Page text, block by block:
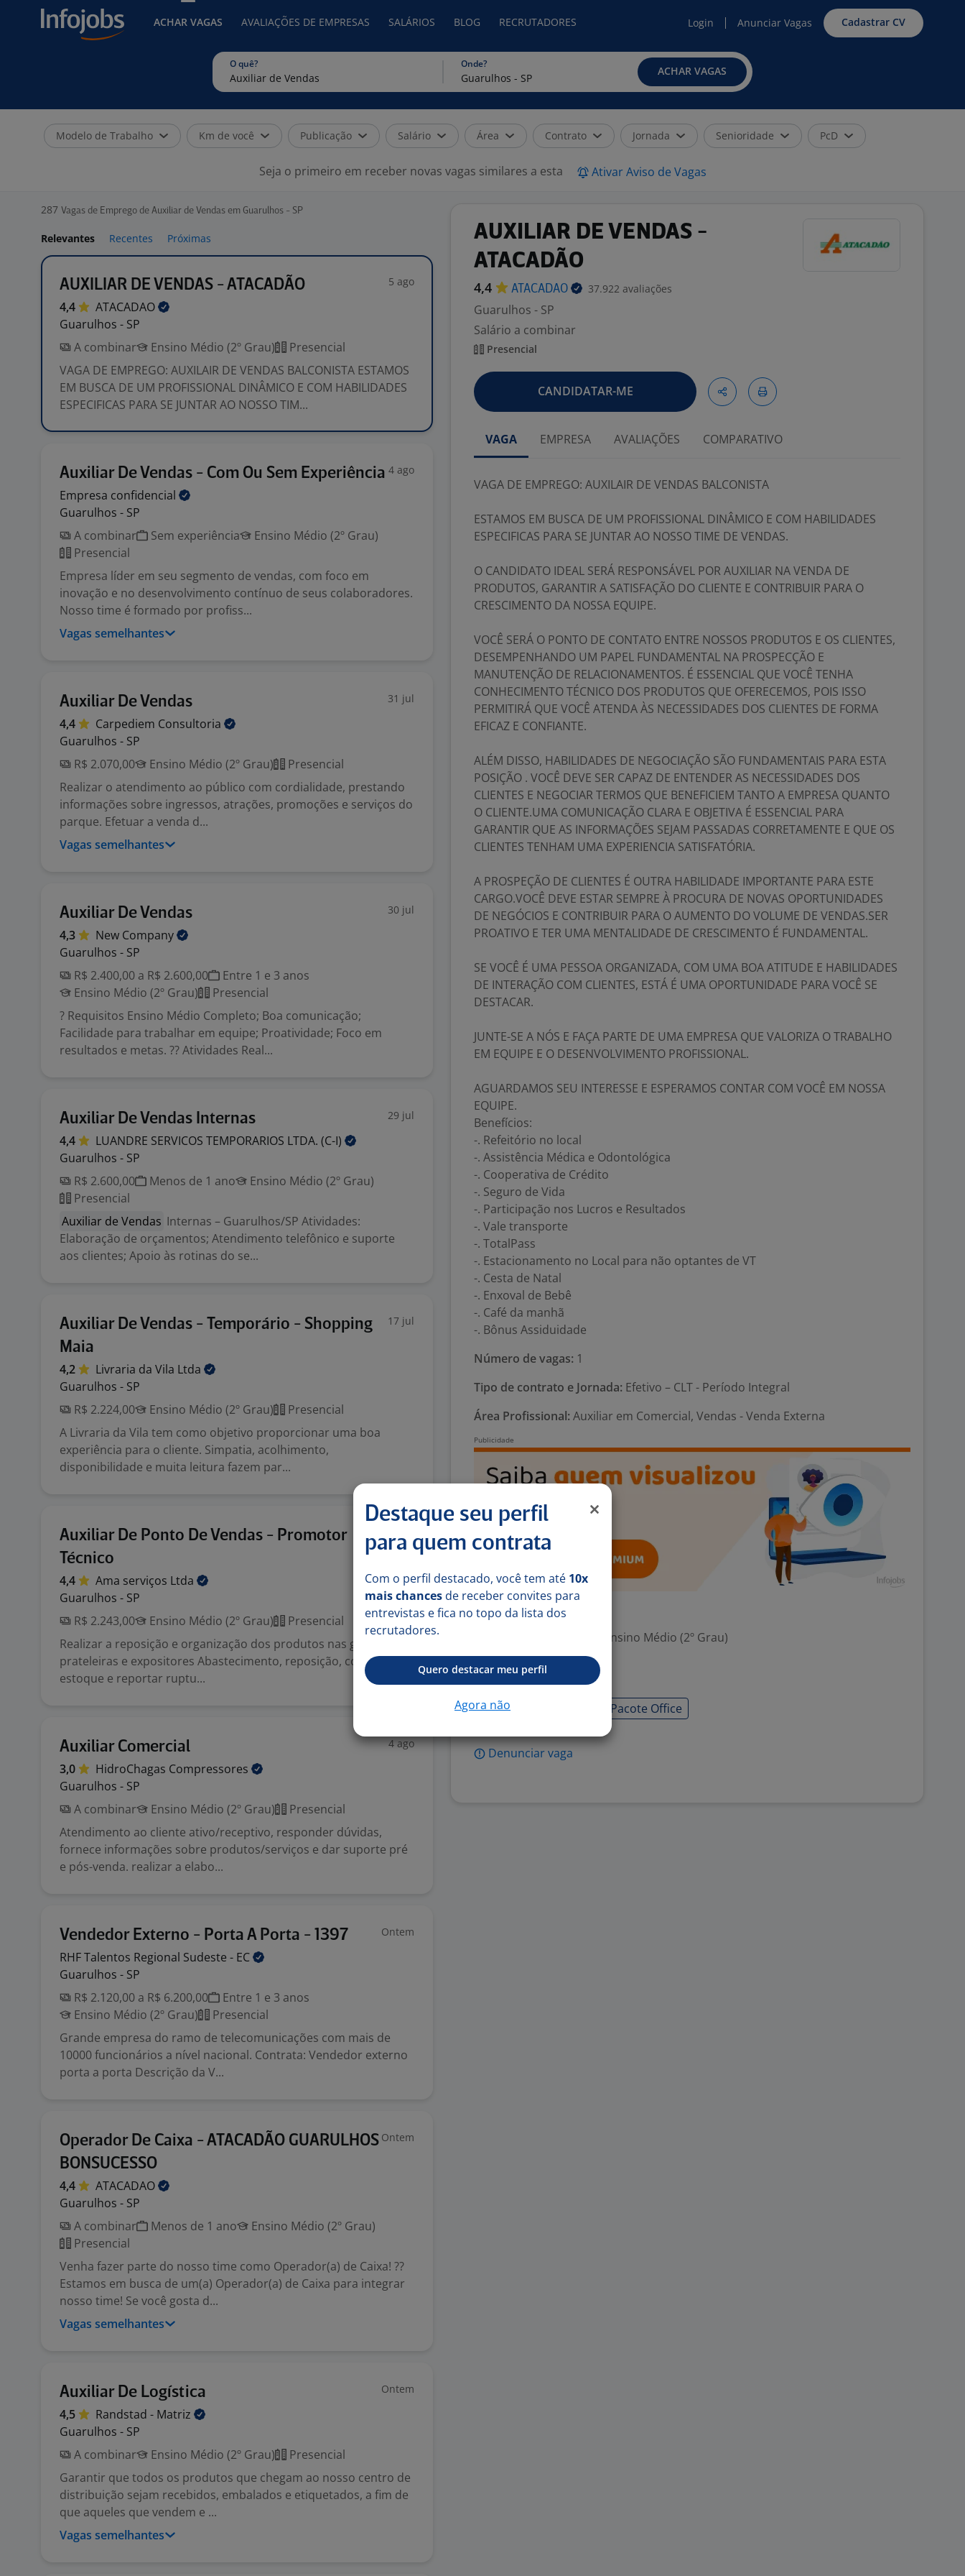
ACHAR VAGAS AVALIAÇÕES DE EMPRESAS SALÁRIOS BLOG RECRUTADORES Login Anunciar Vagas Cadastrar CV
O quê? Onde?
ACHAR VAGAS
Modelo de Trabalho Km de você Publicação Salário Área Contrato Jornada Senioridade PcD
Seja o primeiro em receber novas vagas similares a esta Ativar Aviso de Vagas
287 Vagas de Emprego de Auxiliar de Vendas em Guarulhos - SP
Relevantes Recentes Próximas
AUXILIAR DE VENDAS - ATACADÃO 5 ago
4,4
ATACADAO
Guarulhos - SP
A combinar
Ensino Médio (2º Grau)
Presencial
VAGA DE EMPREGO: AUXILAIR DE VENDAS BALCONISTA ESTAMOS
EM BUSCA DE UM PROFISSIONAL DINÂMICO E COM HABILIDADES
ESPECIFICAS PARA SE JUNTAR AO NOSSO TIM...
Auxiliar De Vendas - Com Ou Sem Experiência 4 ago
Empresa confidencial
Guarulhos - SP
A combinar
Sem experiência
Ensino Médio (2º Grau)
Presencial
Empresa líder em seu segmento de vendas, com foco em
inovação e no desenvolvimento contínuo de seus colaboradores.
Nosso time é formado por profiss...
Vagas semelhantes
Auxiliar De Vendas 31 jul
4,4 Carpediem Consultoria
Guarulhos - SP
R$ 2.070,00
Ensino Médio (2º Grau)
Presencial
Realizar o atendimento ao público com cordialidade, prestando
informações sobre ingressos, atrações, promoções e serviços do
parque. Efetuar a venda d...
Vagas semelhantes
Auxiliar De Vendas 30 jul
4,3 New Company
Guarulhos - SP
R$ 2.400,00 a R$ 2.600,00
Entre 1 e 3 anos
Ensino Médio (2º Grau)
Presencial
? Requisitos Ensino Médio Completo; Boa comunicação;
Facilidade para trabalhar em equipe; Proatividade; Foco em
resultados e metas. ?? Atividades Real...
Auxiliar De Vendas Internas 29 jul
4,4 LUANDRE SERVICOS TEMPORARIOS LTDA. (C-I)
Guarulhos - SP
R$ 2.600,00
Menos de 1 ano
Ensino Médio (2º Grau)
Presencial
Auxiliar de Vendas Internas – Guarulhos/SP Atividades:
Elaboração de orçamentos; Atendimento telefônico e suporte
aos clientes; Apoio às rotinas do se...
Auxiliar De Vendas - Temporário - Shopping
Maia
17 jul
4,2 Livraria da Vila Ltda
Guarulhos - SP
R$ 2.224,00
Ensino Médio (2º Grau)
Presencial
A Livraria da Vila tem como objetivo proporcionar uma boa
experiência para o cliente. Simpatia, acolhimento,
disponibilidade e muita leitura fazem par...
Auxiliar De Ponto De Vendas - Promotor
Técnico
4,4 Ama serviços Ltda
Guarulhos - SP
R$ 2.243,00
Ensino Médio (2º Grau)
Presencial
Realizar a reposição e organização dos produtos nas gôndolas,
prateleiras e expositores Abastecimento, reposição, controle de
estoque e reportar ruptu...
Auxiliar Comercial 4 ago
3,0 HidroChagas Compressores
Guarulhos - SP
A combinar
Ensino Médio (2º Grau)
Presencial
Atendimento ao cliente ativo/receptivo, responder dúvidas,
fornece informações sobre produtos/serviços e dar suporte pré
e pós-venda. realizar a elabo...
Vendedor Externo - Porta A Porta - 1397 Ontem
RHF Talentos Regional Sudeste - EC
Guarulhos - SP
R$ 2.120,00 a R$ 6.200,00
Entre 1 e 3 anos
Ensino Médio (2º Grau)
Presencial
Grande empresa do ramo de telecomunicações com mais de
10000 funcionários a nível nacional. Contrata: Vendedor externo
porta a porta Descrição da V...
Operador De Caixa - ATACADÃO GUARULHOS
BONSUCESSO
Ontem
4,4
ATACADAO
Guarulhos - SP
A combinar
Menos de 1 ano
Ensino Médio (2º Grau)
Presencial
Venha fazer parte do nosso time como Operador(a) de Caixa! ??
Estamos em busca de um(a) Operador(a) de Caixa para integrar
nosso time! Se você gosta d...
Vagas semelhantes
Auxiliar De Logística Ontem
4,5 Randstad - Matriz
Guarulhos - SP
A combinar
Ensino Médio (2º Grau)
Presencial
Garantir que todos os produtos que chegam ao nosso centro de
distribuição sejam recebidos, embalados e etiquetados, a fim de
que aqueles que vendem e ...
Vagas semelhantes
AUXILIAR DE VENDAS -
ATACADÃO
4,4 ATACADAO 37.922 avaliações
Guarulhos - SP
Salário a combinar
Presencial
CANDIDATAR-ME
VAGA EMPRESA AVALIAÇÕES COMPARATIVO
VAGA DE EMPREGO: AUXILAIR DE VENDAS BALCONISTA
ESTAMOS EM BUSCA DE UM PROFISSIONAL DINÂMICO E COM HABILIDADES
ESPECIFICAS PARA SE JUNTAR AO NOSSO TIME DE VENDAS.
O CANDIDATO IDEAL SERÁ RESPONSÁVEL POR AUXILIAR NA VENDA DE
PRODUTOS, GARANTIR A SATISFAÇÃO DO CLIENTE E CONTRIBUIR PARA O
CRESCIMENTO DA NOSSA EQUIPE.
VOCÊ SERÁ O PONTO DE CONTATO ENTRE NOSSOS PRODUTOS E OS CLIENTES,
DESEMPENHANDO UM PAPEL FUNDAMENTAL NA PROSPECÇÃO E
MANUTENÇÃO DE RELACIONAMENTOS. É ESSENCIAL QUE VOCÊ TENHA
CONHECIMENTO TÉCNICO DOS PRODUTOS QUE OFERECEMOS, POIS ISSO
PERMITIRÁ QUE VOCÊ ATENDA ÀS NECESSIDADES DOS CLIENTES DE FORMA
EFICAZ E CONFIANTE.
ALÉM DISSO, HABILIDADES DE NEGOCIAÇÃO SÃO FUNDAMENTAIS PARA ESTA
POSIÇÃO . VOCÊ DEVE SER CAPAZ DE ENTENDER AS NECESSIDADES DOS
CLIENTES E NEGOCIAR TERMOS QUE BENEFICIEM TANTO A EMPRESA QUANTO
O CLIENTE.UMA COMUNICAÇÃO CLARA E OBJETIVA É ESSENCIAL PARA
GARANTIR QUE AS INFORMAÇÕES SEJAM PASSADAS CORRETAMENTE E QUE OS
CLIENTES TENHAM UMA EXPERIENCIA SATISFATÓRIA.
A PROSPEÇÃO DE CLIENTES É OUTRA HABILIDADE IMPORTANTE PARA ESTE
CARGO.VOCÊ DEVE ESTAR SEMPRE À PROCURA DE NOVAS OPORTUNIDADES
DE NEGÓCIOS E CONTRIBUIR PARA O AUMENTO DO VOLUME DE VENDAS.SER
PROATIVO E TER UMA MENTALIDADE DE CRESCIMENTO É FUNDAMENTAL.
SE VOCÊ É UMA PESSOA ORGANIZADA, COM UMA BOA ATITUDE E HABILIDADES
DE INTERAÇÃO COM CLIENTES, ESTÁ É UMA OPORTUNIDADE PARA VOCÊ SE
DESTACAR.
JUNTE-SE A NÓS E FAÇA PARTE DE UMA EMPRESA QUE VALORIZA O TRABALHO
EM EQUIPE E O DESENVOLVIMENTO PROFISSIONAL.
AGUARDAMOS SEU INTERESSE E ESPERAMOS CONTAR COM VOCÊ EM NOSSA
EQUIPE.
Benefícios:
-. Refeitório no local
-. Assistência Médica e Odontológica
-. Cooperativa de Crédito
-. Seguro de Vida
-. Participação nos Lucros e Resultados
-. Vale transporte
-. TotalPass
-. Estacionamento no Local para não optantes de VT
-. Cesta de Natal
-. Enxoval de Bebê
-. Café da manhã
-. Bônus Assiduidade
Número de vagas: 1
Tipo de contrato e Jornada: Efetivo – CLT - Período Integral
Área Profissional: Auxiliar em Comercial, Vendas - Venda Externa
Exigências
Escolaridade Mínima: Ensino Médio (2º Grau)
Habilidades
Ferramentas Google Pacote Office
Denunciar vaga
Destaque seu perfil
para quem contrata
Com o perfil destacado, você tem até 10x
mais chances de receber convites para
entrevistas e fica no topo da lista dos
recrutadores.
Quero destacar meu perfil
Agora não